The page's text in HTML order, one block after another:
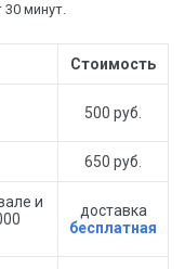
30 минут.
Стоимость
500 руб.
650 руб.
и
доставка
бесплатная